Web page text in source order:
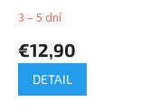
3 – 5 dní
€12,90
DETAIL